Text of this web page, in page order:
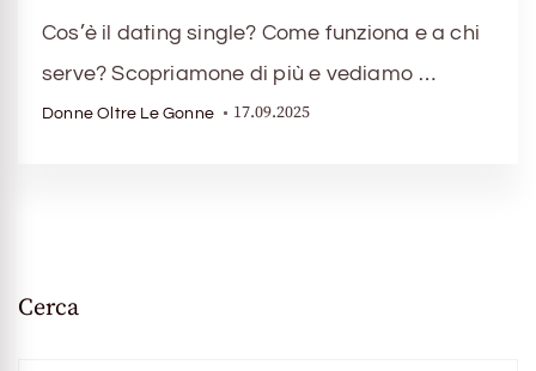
Cos’è il dating single? Come funziona e a chi
serve? Scopriamone di più e vediamo …
Donne Oltre Le Gonne 17.09.2025
Cerca